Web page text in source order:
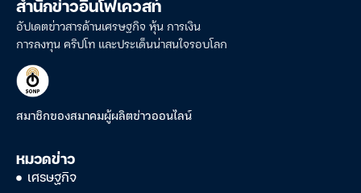
สำนักข่าวอินโฟเควสท์
อัปเดตข่าวสารด้านเศรษฐกิจ หุ้น การเงิน
การลงทุน คริปโท และประเด็นน่าสนใจรอบโลก
สมาชิกของสมาคมผู้ผลิตข่าวออนไลน์
หมวดข่าว
เศรษฐกิจ